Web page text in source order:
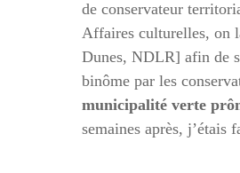
de conservateur
Affaires culturelles, on
Dunes, NDLR] afin de
binôme par les
municipalité verte
semaines après, j’étais